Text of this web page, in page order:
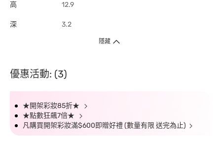
高 12.9
深 3.2
隱藏
優惠活動: (3)
★開架彩妝85折★
★點數狂飆7倍★
凡購買開架彩妝滿$600即贈好禮 (數量有限 送完為止)